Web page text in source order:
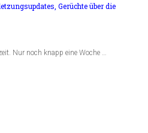
Gerüchte über die
Nur noch knapp eine Woche …